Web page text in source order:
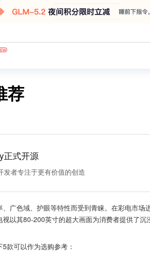
荐
正式开源
者专注于更有价值的创造
广色域、护眼等特性而受到青睐。在彩电市场
以其80-200英寸的超大画面为消费者提供了沉
款可以作为选购参考：